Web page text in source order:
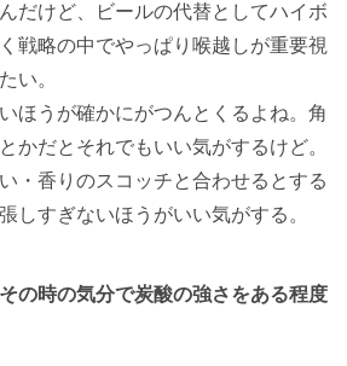
だけど、ビールの代替としてハイボ
戦略の中でやっぱり喉越しが重要視
い。
ほうが確かにがつんとくるよね。角
かだとそれでもいい気がするけど。
・香りのスコッチと合わせるとする
しすぎないほうがいい気がする。
の時の気分で炭酸の強さをある程度